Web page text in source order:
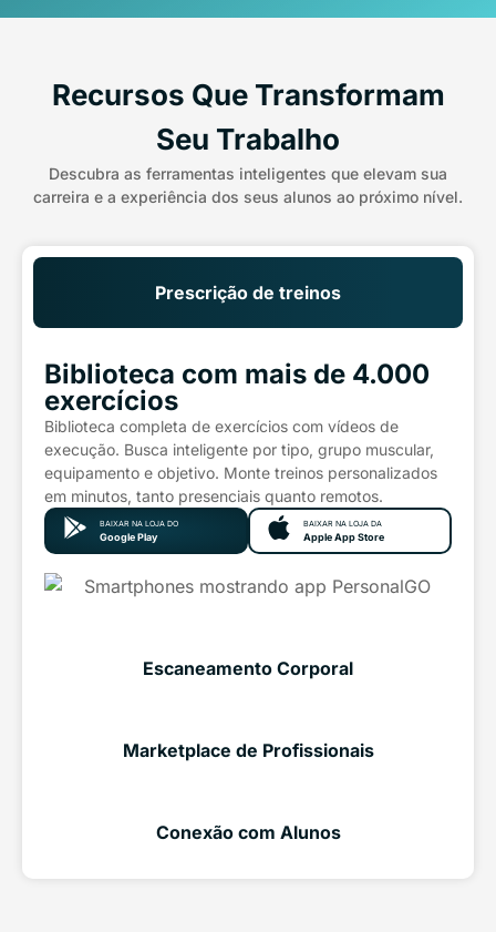
Recursos Que Transformam
Seu Trabalho
Descubra as ferramentas inteligentes que elevam sua
carreira e a experiência dos seus alunos ao próximo nível.
Prescrição de treinos
Escaneamento Corporal
Marketplace de Profissionais
Conexão com Alunos
Biblioteca com mais de 4.000
exercícios
Biblioteca completa de exercícios com vídeos de
execução. Busca inteligente por tipo, grupo muscular,
equipamento e objetivo. Monte treinos personalizados
em minutos, tanto presenciais quanto remotos.
BAIXAR NA LOJA DO
Google Play
BAIXAR NA LOJA DA
Apple App Store